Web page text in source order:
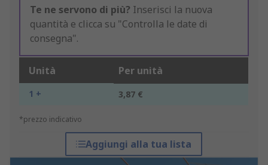
Te ne servono di più? Inserisci la nuova
quantità e clicca su "Controlla le date di
consegna".
Unità Per unità
1 + 3,87 €
*prezzo indicativo
Aggiungi alla tua lista